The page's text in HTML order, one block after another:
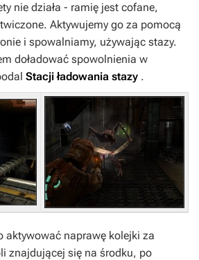
nie działa - ramię jest cofane,
Aktywujemy go za pomocą
i spowalniamy, używając stazy.
doładować spowolnienia w
Stacji ładowania stazy .
aktywować naprawę kolejki za
znajdującej się na środku, po